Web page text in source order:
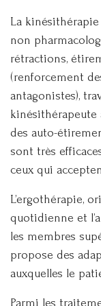
La
non
rétractions,
(renforcement
antagonistes),
kinésithérapeute
des auto-
sont très
ceux qui
L’ergothérapie,
quotidienne et
les membres
propose des
auxquelles le
Parmi les